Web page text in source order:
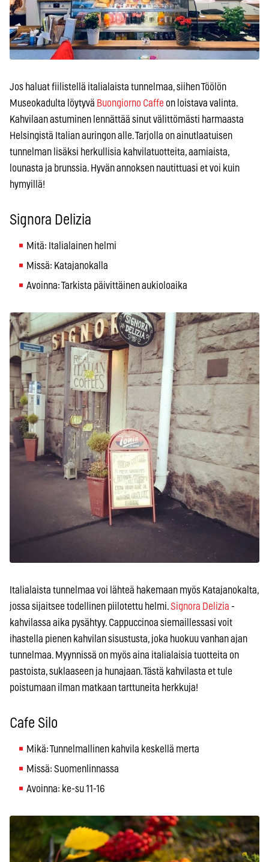
Jos haluat fiilistellä italialaista tunnelmaa, siihen Töölön
Museokadulta löytyvä Buongiorno Caffe on loistava valinta.
Kahvilaan astuminen lennättää sinut välittömästi harmaasta
Helsingistä Italian auringon alle. Tarjolla on ainutlaatuisen
tunnelman lisäksi herkullisia kahvilatuotteita, aamiaista,
lounasta ja brunssia. Hyvän annoksen nautittuasi et voi kuin
hymyillä!
Signora Delizia
Mitä: Italialainen helmi
Missä: Katajanokalla
Avoinna: Tarkista päivittäinen aukioloaika
Italialaista tunnelmaa voi lähteä hakemaan myös Katajanokalta,
jossa sijaitsee todellinen piilotettu helmi.Signora Delizia -
kahvilassa aika pysähtyy. Cappuccinoa siemaillessasi voit
ihastella pienen kahvilan sisustusta, joka huokuu vanhan ajan
tunnelmaa. Myynnissä on myös aina italialaisia tuotteita on
pastoista, suklaaseen ja hunajaan. Tästä kahvilasta et tule
poistumaan ilman matkaan tarttuneita herkkuja!
Cafe Silo
Mikä: Tunnelmallinen kahvila keskellä merta
Missä: Suomenlinnassa
Avoinna: ke-su 11-16